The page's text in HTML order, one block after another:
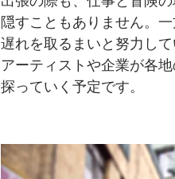
隠すこともありません。 一
遅れを取るまいと 努力して
アーティストや企業が各
探っていく 予定です。